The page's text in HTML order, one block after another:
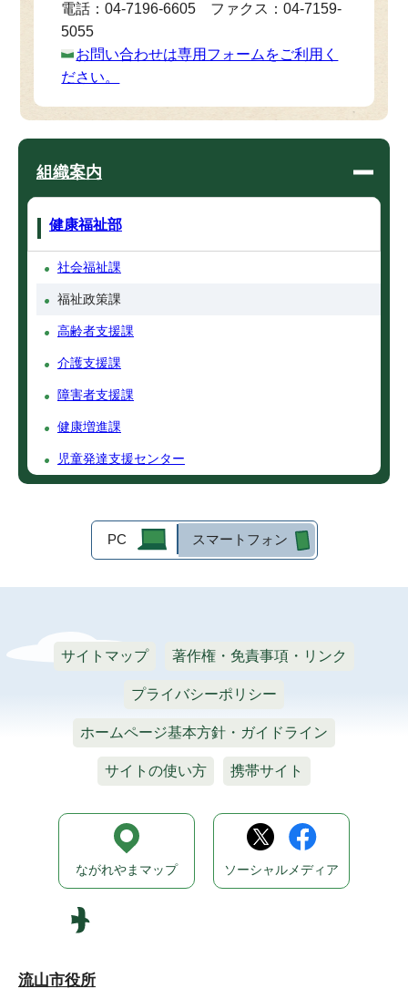
電話：04-7196-6605 ファクス：04-7159-
5055
お問い合わせは専用フォームをご利用く
ださい。
組織案内
健康福祉部
社会福祉課
福祉政策課
高齢者支援課
介護支援課
障害者支援課
健康増進課
児童発達支援センター
PC スマートフォン
サイトマップ 著作権・免責事項・リンク
プライバシーポリシー
ホームページ基本方針・ガイドライン
サイトの使い方 携帯サイト
流山市役所
ながれやまマップ ソーシャルメディア